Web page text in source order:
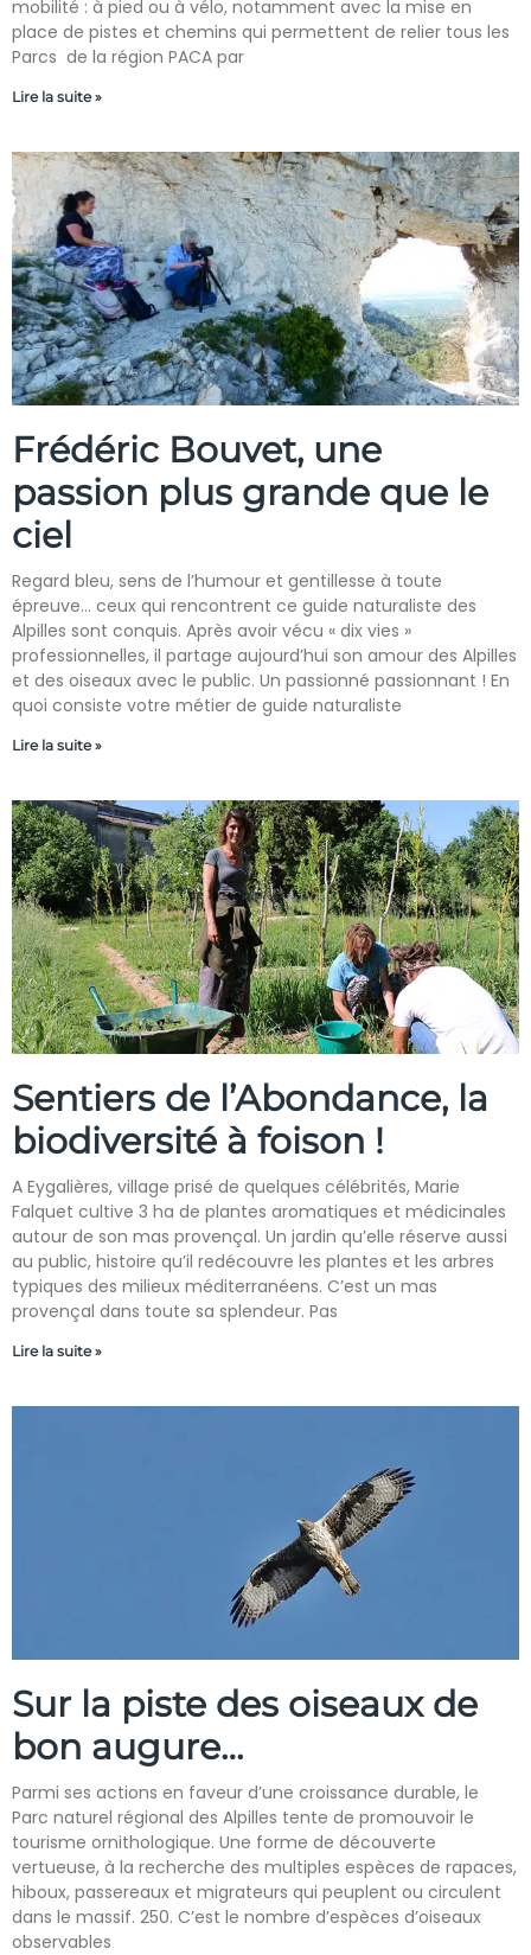
mobilité : à pied ou à vélo, notamment avec la mise en
place de pistes et chemins qui permettent de relier tous les
Parcs de la région PACA par
Lire la suite »
Frédéric Bouvet, une
passion plus grande que le
ciel
Regard bleu, sens de l’humour et gentillesse à toute
épreuve… ceux qui rencontrent ce guide naturaliste des
Alpilles sont conquis. Après avoir vécu « dix vies »
professionnelles, il partage aujourd’hui son amour des Alpilles
et des oiseaux avec le public. Un passionné passionnant ! En
quoi consiste votre métier de guide naturaliste
Lire la suite »
Sentiers de l’Abondance, la
biodiversité à foison !
A Eygalières, village prisé de quelques célébrités, Marie
Falquet cultive 3 ha de plantes aromatiques et médicinales
autour de son mas provençal. Un jardin qu’elle réserve aussi
au public, histoire qu’il redécouvre les plantes et les arbres
typiques des milieux méditerranéens. C’est un mas
provençal dans toute sa splendeur. Pas
Lire la suite »
Sur la piste des oiseaux de
bon augure…
Parmi ses actions en faveur d’une croissance durable, le
Parc naturel régional des Alpilles tente de promouvoir le
tourisme ornithologique. Une forme de découverte
vertueuse, à la recherche des multiples espèces de rapaces,
hiboux, passereaux et migrateurs qui peuplent ou circulent
dans le massif. 250. C’est le nombre d’espèces d’oiseaux
observables